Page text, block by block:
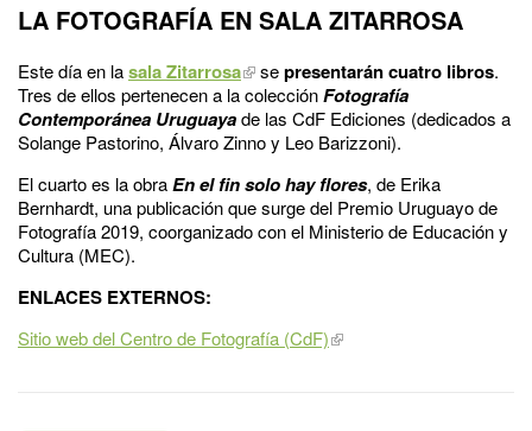
LA FOTOGRAFÍA EN SALA ZITARROSA
Este día en lasala Zitarrosa sepresentarán cuatro libros.
Tres de ellos pertenecen a la colecciónFotografía
Contemporánea Uruguayade las CdF Ediciones (dedicados a
Solange Pastorino, Álvaro Zinno y Leo Barizzoni).
El cuarto es la obraEn el fin solo hay flores, de Erika
Bernhardt, una publicación que surge del Premio Uruguayo de
Fotografía 2019, coorganizado con el Ministerio de Educación y
Cultura (MEC).
ENLACES EXTERNOS:
Sitio web del Centro de Fotografía (CdF)